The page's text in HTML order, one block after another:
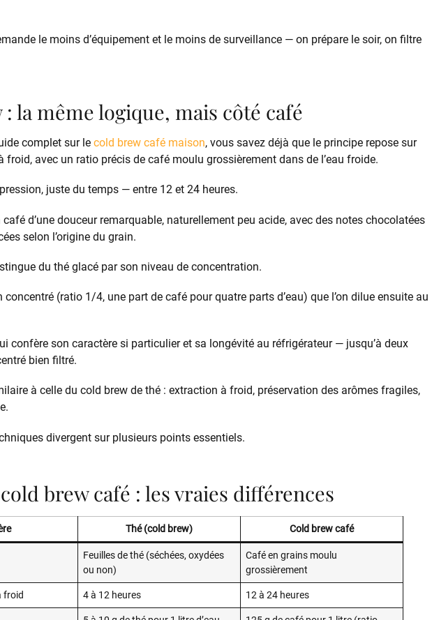
le moins d’équipement et le moins de surveillance — on prépare le soir, on filtre
la même logique, mais côté café
complet sur le cold brew café maison, vous savez déjà que le principe repose sur
froid, avec un ratio précis de café moulu grossièrement dans de l’eau froide.
juste du temps — entre 12 et 24 heures.
d’une douceur remarquable, naturellement peu acide, avec des notes chocolatées
selon l’origine du grain.
du thé glacé par son niveau de concentration.
concentré (ratio 1/4, une part de café pour quatre parts d’eau) que l’on dilue ensuite au
confère son caractère si particulier et sa longévité au réfrigérateur — jusqu’à deux
bien filtré.
à celle du cold brew de thé : extraction à froid, préservation des arômes fragiles,
divergent sur plusieurs points essentiels.
brew café : les vraies différences
Thé (cold brew) Cold brew café
Feuilles de thé (séchées, oxydées
ou non)
Café en grains moulu
grossièrement
froid 4 à 12 heures 12 à 24 heures